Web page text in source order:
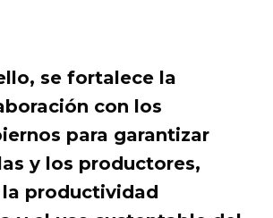
se fortalece la
con los
para garantizar
y los productores,
productividad